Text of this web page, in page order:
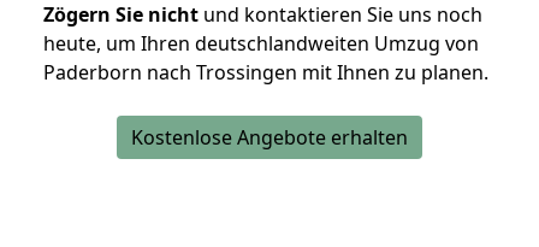
Zögern Sie nicht und kontaktieren Sie uns noch
heute, um Ihren deutschlandweiten Umzug von
Paderborn nach Trossingen mit Ihnen zu planen.
Kostenlose Angebote erhalten